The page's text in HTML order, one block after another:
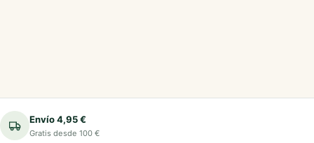
Envío 4,95 €
Gratis desde 100 €